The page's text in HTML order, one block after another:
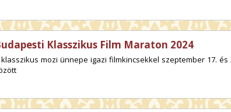
Klasszikus Film Maraton 2024
klasszikus mozi ünnepe igazi filmkincsekkel szeptember 17. és